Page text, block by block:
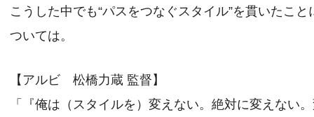
こうした中でも“パスをつなぐスタイル”を貫いたこと
ついては。
【アルビ 松橋力蔵 監督】
「『俺は（スタイルを）変えない。絶対に変えない